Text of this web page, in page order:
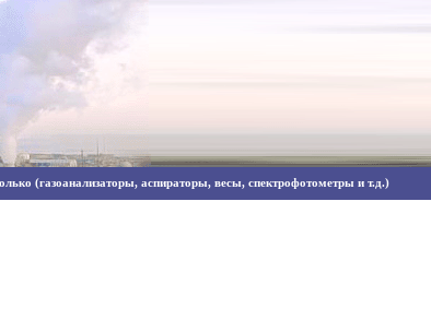
(газоанализаторы, аспираторы, весы, спектрофотометры и т.д.)